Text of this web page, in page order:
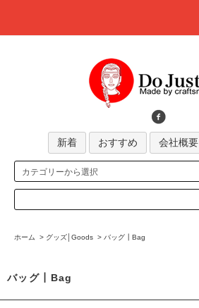
新着 おすすめ 会社概要
ホーム > グッズ│Goods > バッグ┃Bag
バッグ┃Bag